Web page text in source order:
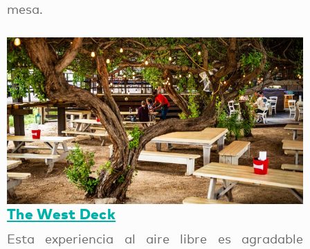
mesa.
The West Deck
Esta experiencia al aire libre es agradable